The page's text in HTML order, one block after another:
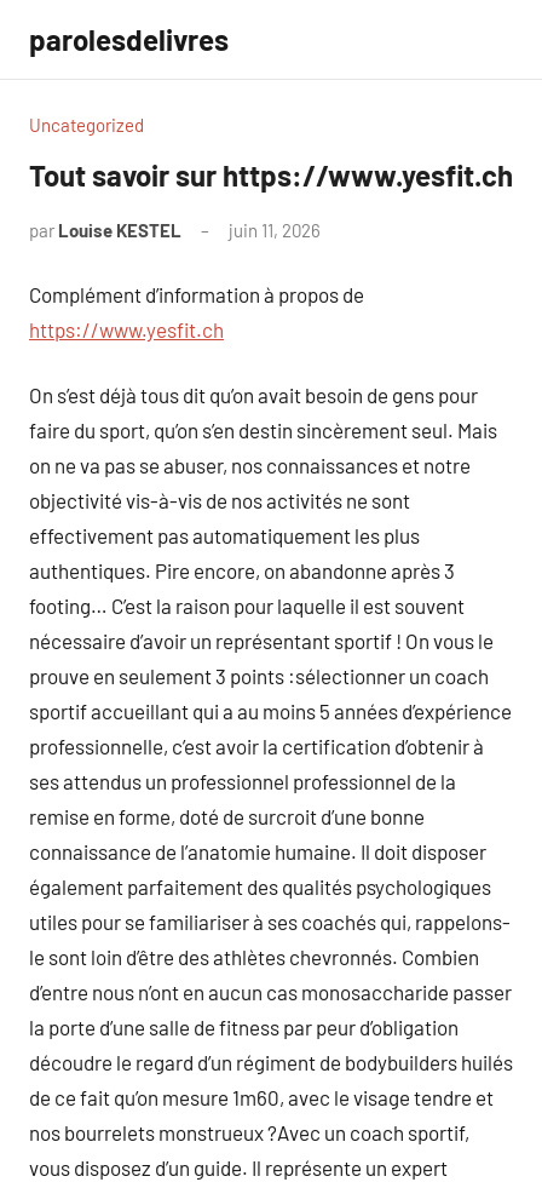
contenu
parolesdelivres
Uncategorized
Tout savoir sur https://www.yesfit.ch
par Louise KESTEL juin 11, 2026
Complément d’information à propos de
https://www.yesfit.ch
On s’est déjà tous dit qu’on avait besoin de gens pour
faire du sport, qu’on s’en destin sincèrement seul. Mais
on ne va pas se abuser, nos connaissances et notre
objectivité vis-à-vis de nos activités ne sont
effectivement pas automatiquement les plus
authentiques. Pire encore, on abandonne après 3
footing… C’est la raison pour laquelle il est souvent
nécessaire d’avoir un représentant sportif ! On vous le
prouve en seulement 3 points :sélectionner un coach
sportif accueillant qui a au moins 5 années d’expérience
professionnelle, c’est avoir la certification d’obtenir à
ses attendus un professionnel professionnel de la
remise en forme, doté de surcroit d’une bonne
connaissance de l’anatomie humaine. Il doit disposer
également parfaitement des qualités psychologiques
utiles pour se familiariser à ses coachés qui, rappelons-
le sont loin d’être des athlètes chevronnés. Combien
d’entre nous n’ont en aucun cas monosaccharide passer
la porte d’une salle de fitness par peur d’obligation
découdre le regard d’un régiment de bodybuilders huilés
de ce fait qu’on mesure 1m60, avec le visage tendre et
nos bourrelets monstrueux ?Avec un coach sportif,
vous disposez d’un guide. Il représente un expert